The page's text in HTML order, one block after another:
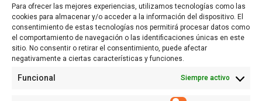
Para ofrecer las mejores experiencias, utilizamos tecnologías como las
cookies para almacenar y/o acceder a la información del dispositivo. El
consentimiento de estas tecnologías nos permitirá procesar datos como
el comportamiento de navegación o las identificaciones únicas en este
sitio. No consentir o retirar el consentimiento, puede afectar
negativamente a ciertas características y funciones.
Funcional Siempre activo
English(Inglés) Español